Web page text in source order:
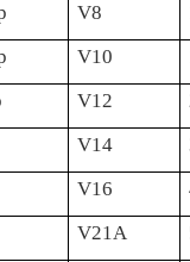
V8
V10
V12
V14
V16
V21A